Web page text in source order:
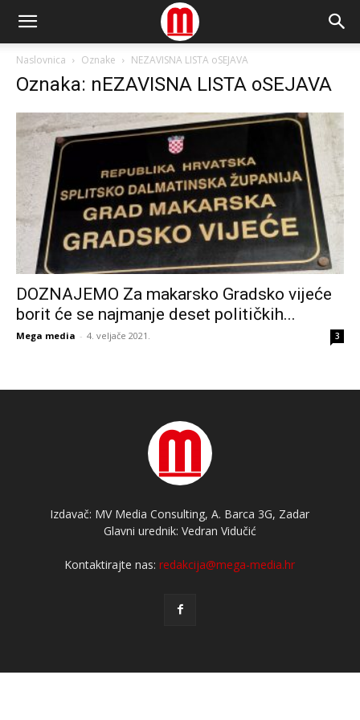
Naslovnica Oznake NEZAVISNA LISTA oSEJAVA
Oznaka: nEZAVISNA LISTA oSEJAVA
DOZNAJEMO Za makarsko Gradsko vijeće
borit će se najmanje deset političkih...
Mega media - 4. veljače 2021. 3
Izdavač: MV Media Consulting, A. Barca 3G, Zadar
Glavni urednik: Vedran Vidučić
Kontaktirajte nas:redakcija@mega-media.hr